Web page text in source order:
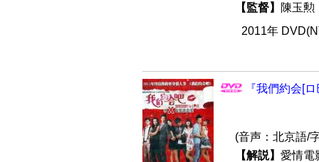
【監督】
陳玉
2011年
『我們約会[
(音声：北京語/
【解説】 愛情電